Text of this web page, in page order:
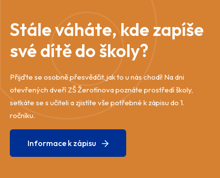
Stále váháte, kde zapíše
své dítě do školy?
Přijďte se osobně přesvědčit, jak to u nás chodí! Na dni
otevřených dveří ZŠ Žerotínova poznáte prostředí školy,
setkáte se s učiteli a zjistíte vše potřebné k zápisu do 1.
ročníku.
Informace k zápisu